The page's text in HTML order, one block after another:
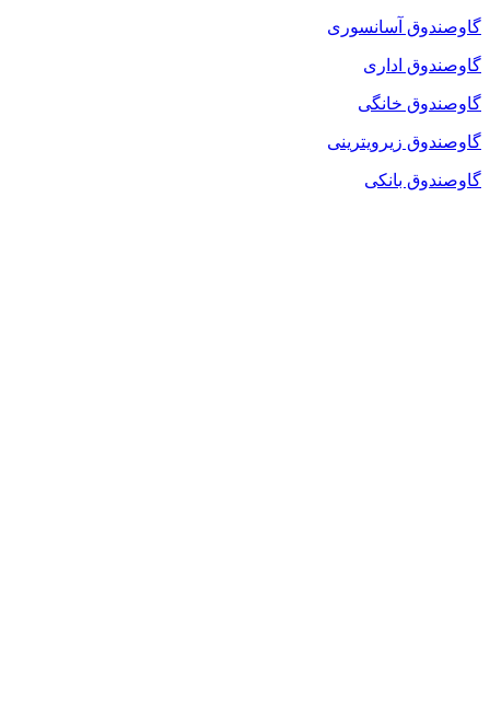
گاوصندوق آسانسوری
گاوصندوق اداری
گاوصندوق خانگی
گاوصندوق زیرویترینی
گاوصندوق بانکی